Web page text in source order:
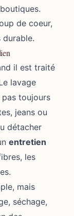
de coeur,
durable.
il est traité
lavage
toujours
jeans ou
détacher
entretien
les
mais
séchage,